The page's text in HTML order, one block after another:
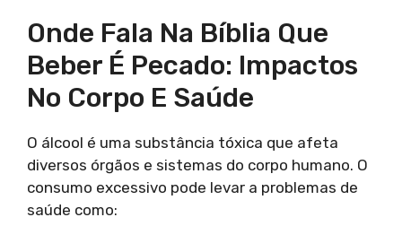
Onde Fala Na Bíblia Que
Beber É Pecado: Impactos
No Corpo E Saúde
O álcool é uma substância tóxica que afeta
diversos órgãos e sistemas do corpo humano. O
consumo excessivo pode levar a problemas de
saúde como: